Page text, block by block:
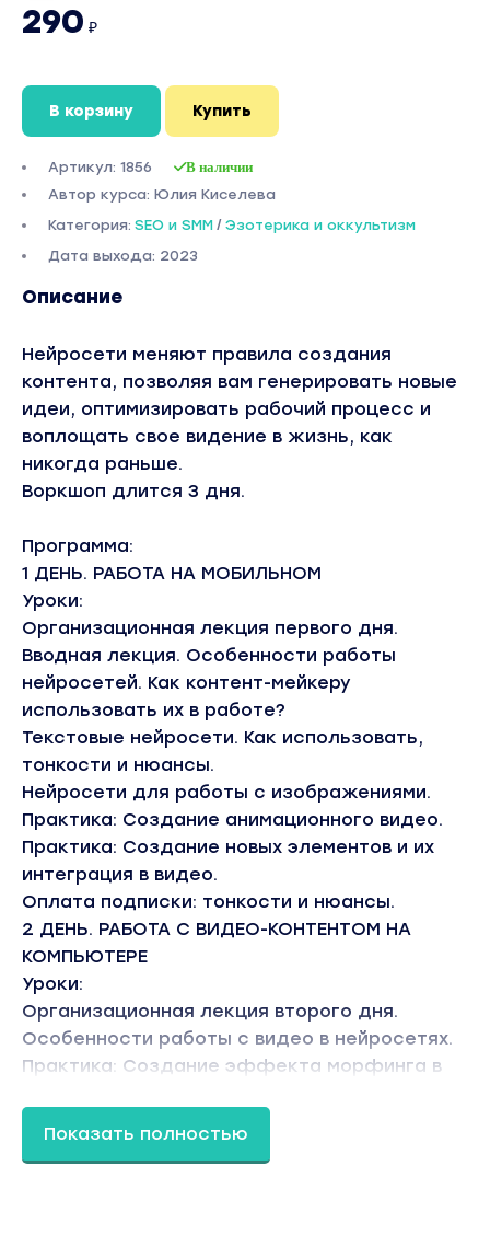
290 ₽
В корзину Купить
Артикул: 1856 В наличии
Автор курса: Юлия Киселева
Категория: SEO и SMM / Эзотерика и оккультизм
Дата выхода: 2023
Описание
Нейросети меняют правила создания
контента, позволяя вам генерировать новые
идеи, оптимизировать рабочий процесс и
воплощать свое видение в жизнь, как
никогда раньше.
Воркшоп длится 3 дня.
Программа:
1 ДЕНЬ. РАБОТА НА МОБИЛЬНОМ
Уроки:
Организационная лекция первого дня.
Вводная лекция. Особенности работы
нейросетей. Как контент-мейкеру
использовать их в работе?
Текстовые нейросети. Как использовать,
тонкости и нюансы.
Нейросети для работы с изображениями.
Практика: Создание анимационного видео.
Практика: Создание новых элементов и их
интеграция в видео.
Оплата подписки: тонкости и нюансы.
2 ДЕНЬ. РАБОТА С ВИДЕО-КОНТЕНТОМ НА
КОМПЬЮТЕРЕ
Уроки:
Организационная лекция второго дня.
Особенности работы с видео в нейросетях.
Практика: Создание эффекта морфинга в
Показать полностью